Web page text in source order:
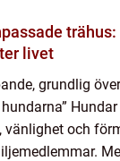
livet
grundlig
vänlighet och